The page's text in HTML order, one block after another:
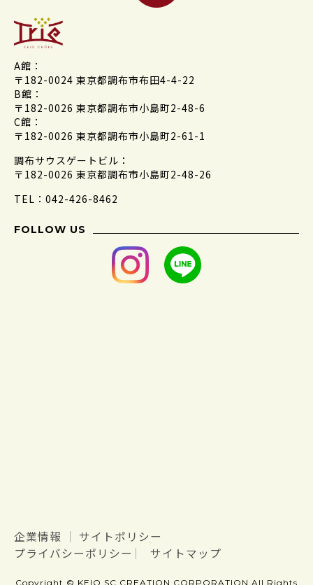
A館：
〒182-0024 東京都調布市布田4-4-22
B館：
〒182-0026 東京都調布市小島町2-48-6
C館：
〒182-0026 東京都調布市小島町2-61-1
調布サウスゲートビル：
〒182-0026 東京都調布市小島町2-48-26
TEL：042-426-8462
FOLLOW US
企業情報
サイトポリシー
プライバシーポリシー
サイトマップ
Copyright © KEIO SC CREATION CORPORATION All Rights